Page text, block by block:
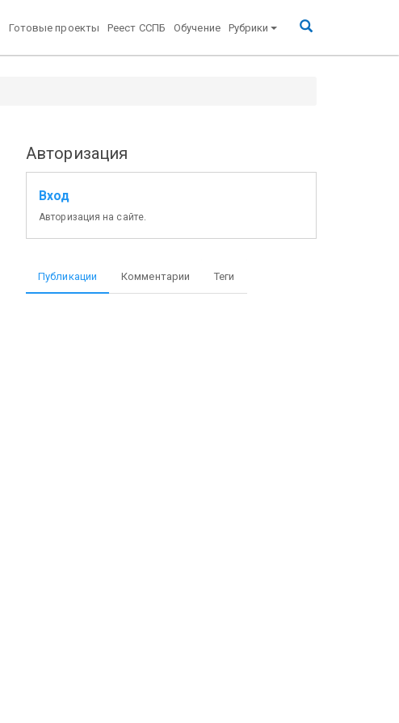
Готовые проекты Реест ССПБ Обучение Рубрики
Авторизация
Вход
Авторизация на сайте.
Публикации Комментарии Теги